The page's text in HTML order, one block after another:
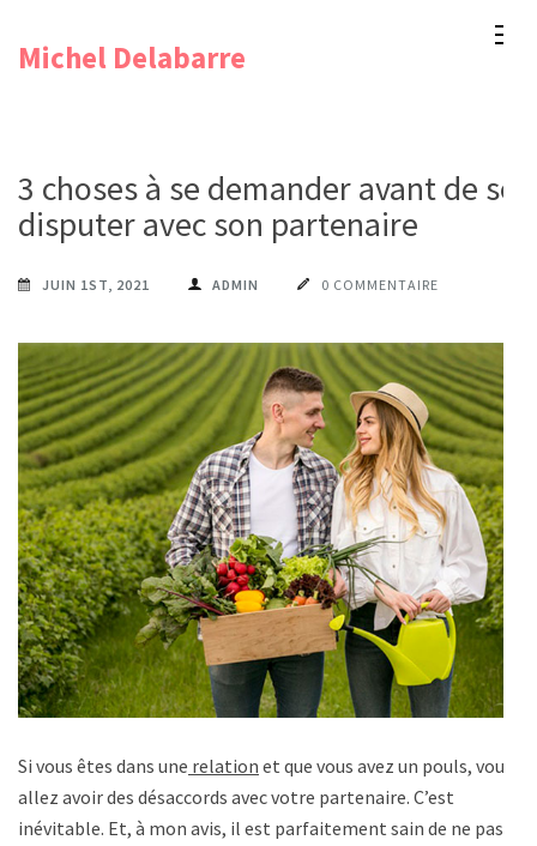
Michel Delabarre
3 choses à se demander avant de se
disputer avec son partenaire
JUIN 1ST, 2021 ADMIN 0 COMMENTAIRE
Si vous êtes dans une relation et que vous avez un pouls, vous
allez avoir des désaccords avec votre partenaire. C’est
inévitable. Et, à mon avis, il est parfaitement sain de ne pas